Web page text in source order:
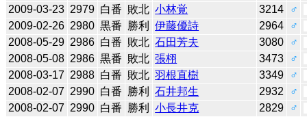
2009-03-23 2979 白番 敗北 小林覚 3214
♂
2009-02-26 2980 黒番 勝利 伊藤優詩 2964
♂
2008-05-29 2986 白番 敗北 石田芳夫 3080
♂
2008-05-08 2986 黒番 敗北 張栩 3473
♂
2008-03-17 2988 白番 敗北 羽根直樹 3349
♂
2008-02-07 2990 白番 勝利 石井邦生 2932
♂
2008-02-07 2990 白番 勝利 小長井克 2829
♂